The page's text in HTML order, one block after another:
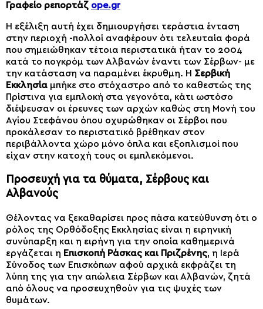
Γραφείο ρεπορτάζ ope.gr
Η εξέλιξη αυτή έχει δημιουργήσει τεράστια ένταση
στην περιοχή -πολλοί αναφέρουν ότι τελευταία φορά
που σημειώθηκαν τέτοια περιστατικά ήταν το 2004
κατά το πογκρόμ των Αλβανών έναντι των Σέρβων- με
την κατάσταση να παραμένει έκρυθμη. Η Σερβική
Εκκλησία μπήκε στο στόχαστρο από το καθεστώς της
Πρίστινα για εμπλοκή στα γεγονότα, κάτι ωστόσο
διέψευσαν οι έρευνες των αρχών καθώς στη Μονή του
Αγίου Στεφάνου όπου οχυρώθηκαν οι Σέρβοι που
προκάλεσαν το περιστατικό βρέθηκαν στον
περιβάλλοντα χώρο μόνο όπλα και εξοπλισμοί που
είχαν στην κατοχή τους οι εμπλεκόμενοι.
Προσευχή για τα θύματα, Σέρβους και
Αλβανούς
Θέλοντας να ξεκαθαρίσει προς πάσα κατεύθυνση ότι ο
ρόλος της Ορθόδοξης Εκκλησίας είναι η ειρηνική
συνύπαρξη και η ειρήνη για την οποία καθημερινά
εργάζεται η Επισκοπή Ράσκας και Πριζρένης, η Ιερά
Σύνοδος των Επισκόπων αφού αρχικά εκφράζει τη
λύπη της για την απώλεια Σέρβων και Αλβανών, ζητά
από όλους να προσευχηθούν για τις ψυχές των
θυμάτων.